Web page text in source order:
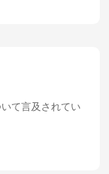
て言及されてい